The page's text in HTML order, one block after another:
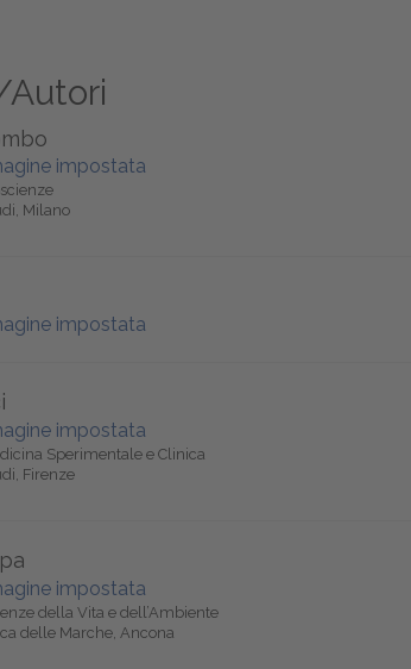
Milano
Sperimentale e Clinica
Firenze
della Vita e dell’Ambiente
delle Marche, Ancona